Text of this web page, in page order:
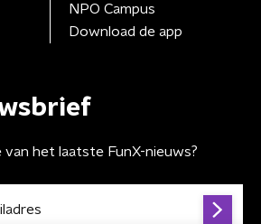
NPO Campus
Download de app
het laatste FunX-nieuws?